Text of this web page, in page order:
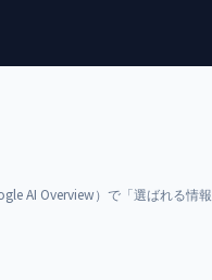
AI Overview）で「選ばれる情報